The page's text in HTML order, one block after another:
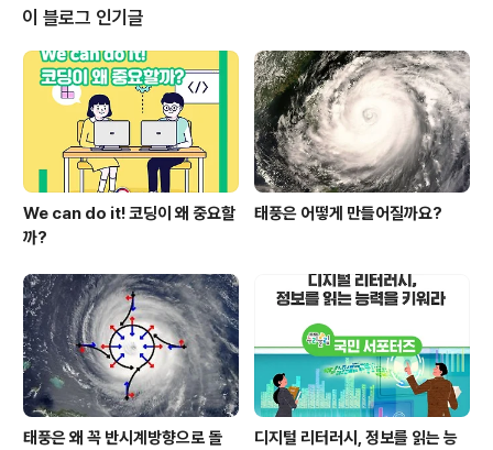
금 #대학생 #더_많은_학생들의_꿈을_지원합니다
이 블로그 인기글
We can do it! 코딩이 왜 중요할
까?
태풍은 어떻게 만들어질까요?
태풍은 왜 꼭 반시계방향으로 돌
디지털 리터러시, 정보를 읽는 능